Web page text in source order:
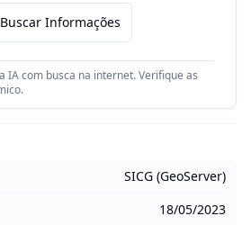
Buscar Informações
IA com busca na internet. Verifique as
SICG (GeoServer)
18/05/2023